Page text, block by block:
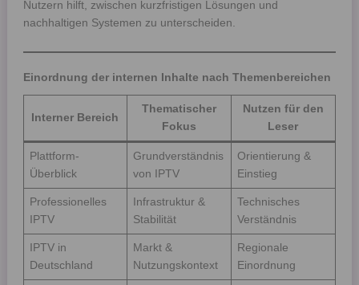
Nutzern hilft, zwischen kurzfristigen Lösungen und
nachhaltigen Systemen zu unterscheiden.
Einordnung der internen Inhalte nach Themenbereichen
Interner Bereich
Thematischer
Fokus
Nutzen für den
Leser
Plattform-
Überblick
Grundverständnis
von IPTV
Orientierung &
Einstieg
Professionelles
IPTV
Infrastruktur &
Stabilität
Technisches
Verständnis
IPTV in
Deutschland
Markt &
Nutzungskontext
Regionale
Einordnung